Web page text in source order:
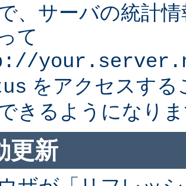
、サーバの統計
て
をアクセスす
きるようになり
更新